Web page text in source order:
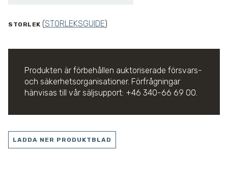
STORLEK (STORLEKSGUIDE)
Produkten är förbehållen auktoriserade försvars-
och säkerhetsorganisationer. Förfrågningar
hänvisas till vår säljsupport: +46 340-66 69 00.
LADDA NER PRODUKTBLAD